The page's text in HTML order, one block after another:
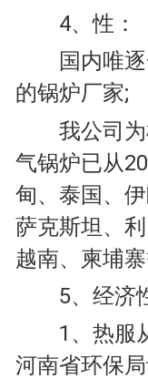
4、性：
国内唯逐
的锅炉厂家;
我公司为
气锅炉已从
甸、泰国、
萨克斯坦、
越南、柬埔
5、经济
1、热服从
河南省环保局